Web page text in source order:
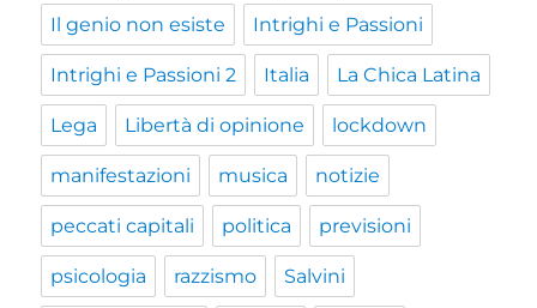
Il genio non esiste Intrighi e Passioni
Intrighi e Passioni 2 Italia La Chica Latina
Lega Libertà di opinione lockdown
manifestazioni musica notizie
peccati capitali politica previsioni
psicologia razzismo Salvini